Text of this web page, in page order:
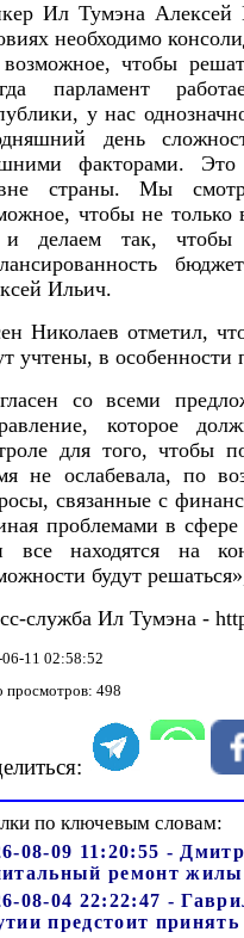
Ил Тумэна Алексей
необходимо
возможное, чтобы
парламент
у нас
день
факторами.
страны. Мы
чтобы не
делаем так, чтобы
Ильич.
Николаев отметил,
учтены, в особенности
со всеми
которое
для того, чтобы
не ослабевала, по
связанные с
проблемами в
все находятся на
будут
служба Ил Тумэна -
11 02:58:52
просмотров: 498
по ключевым словам:
08-09 11:20:55 -
ремонт
08-04 22:22:47 -
предстоит